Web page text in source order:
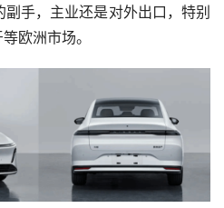
手，主业还是对外出口，特别
欧洲市场。